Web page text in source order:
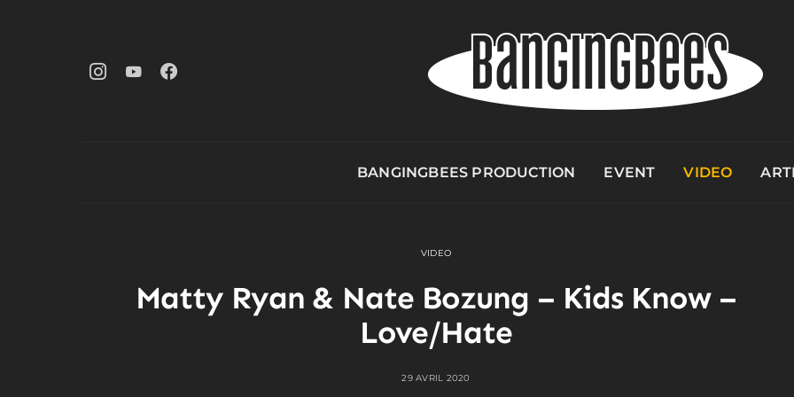
BANGINGBEES PRODUCTION EVENT VIDEO
VIDEO
Matty Ryan & Nate Bozung – Kids Know –
Love/Hate
29 AVRIL 2020